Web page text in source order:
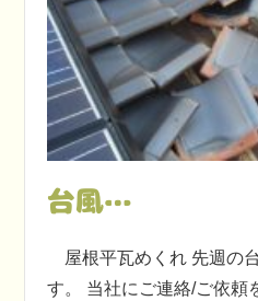
台風…
屋根平瓦めくれ 先週の
す。 当社にご連絡/ご依頼